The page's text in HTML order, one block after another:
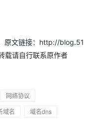
文链接：http://blog.51
请自行联系原作者
网络协议
域名
域名dns